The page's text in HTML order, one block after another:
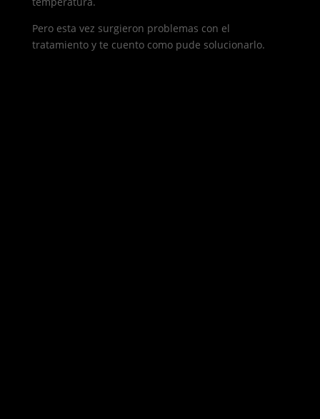
Pero esta vez surgieron problemas con el
tratamiento y te cuento como pude solucionarlo.